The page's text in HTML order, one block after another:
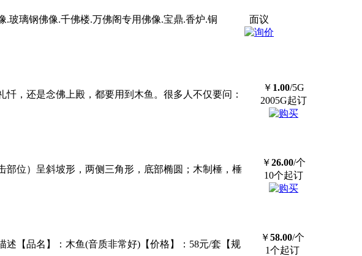
玻璃钢佛像.千佛楼.万佛阁专用佛像.宝鼎.香炉.铜
面议
忏，还是念佛上殿，都要用到 木鱼 。很多人不仅要问：
￥ 1.00/5G
2005G起订
位）呈斜坡形，两侧三角形，底部椭圆；木制棰，棰
￥26.00/个
10个起订
述【品名】： 木鱼(音质非常好)【价格】：58元/套【规
￥58.00/个
1个起订